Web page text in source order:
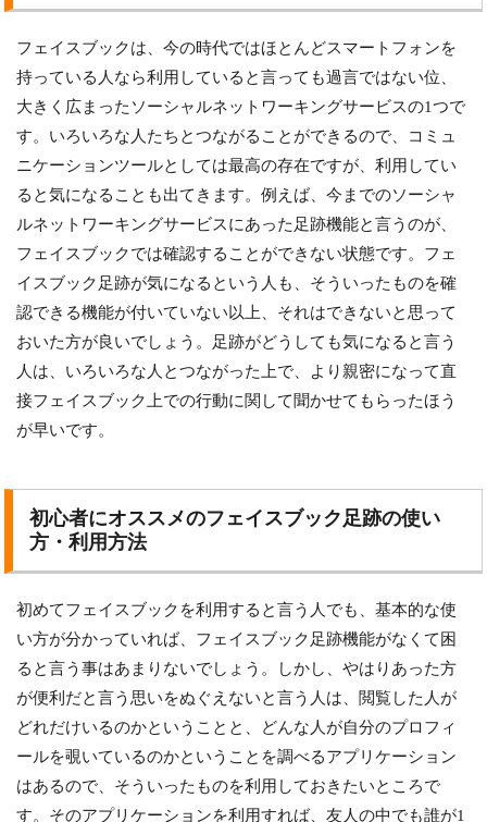
フェイスブックは、今の時代ではほとんどスマートフォンを
持っている人なら利用していると言っても過言ではない位、
大きく広まったソーシャルネットワーキングサービスの1つで
す。いろいろな人たちとつながることができるので、コミュ
ニケーションツールとしては最高の存在ですが、利用してい
ると気になることも出てきます。例えば、今までのソーシャ
ルネットワーキングサービスにあった足跡機能と言うのが、
フェイスブックでは確認することができない状態です。フェ
イスブック足跡が気になるという人も、そういったものを確
認できる機能が付いていない以上、それはできないと思って
おいた方が良いでしょう。足跡がどうしても気になると言う
人は、いろいろな人とつながった上で、より親密になって直
接フェイスブック上での行動に関して聞かせてもらったほう
が早いです。
初心者にオススメのフェイスブック足跡の使い
方・利用方法
初めてフェイスブックを利用すると言う人でも、基本的な使
い方が分かっていれば、フェイスブック足跡機能がなくて困
ると言う事はあまりないでしょう。しかし、やはりあった方
が便利だと言う思いをぬぐえないと言う人は、閲覧した人が
どれだけいるのかということと、どんな人が自分のプロフィ
ールを覗いているのかということを調べるアプリケーション
はあるので、そういったものを利用しておきたいところで
す。そのアプリケーションを利用すれば、友人の中でも誰が1